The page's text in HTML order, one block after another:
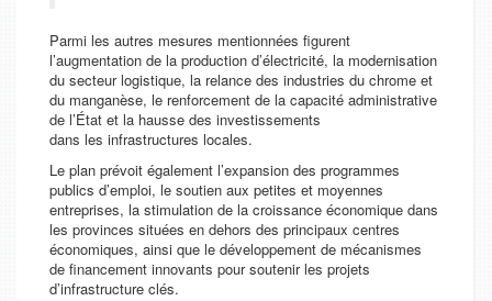
Parmi les autres mesures mentionnées figurent
l’augmentation de la production d’électricité, la modernisation
du secteur logistique, la relance des industries du chrome et
du manganèse, le renforcement de la capacité administrative
de l’État et la hausse des investissements
dans les infrastructures locales.
Le plan prévoit également l’expansion des programmes
publics d’emploi, le soutien aux petites et moyennes
entreprises, la stimulation de la croissance économique dans
les provinces situées en dehors des principaux centres
économiques, ainsi que le développement de mécanismes
de financement innovants pour soutenir les projets
d’infrastructure clés.